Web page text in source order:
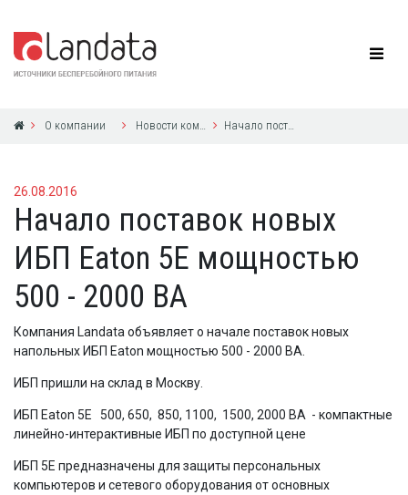
О компании Новости компании Начало поставок новых ИБП Eaton 5E мощностью 500 - 2000 ВА
26.08.2016
Начало поставок новых
ИБП Eaton 5E мощностью
500 - 2000 ВА
Компания Landata объявляет о начале поставок новых
напольных ИБП Eaton мощностью 500 - 2000 ВА.
ИБП пришли на склад в Москву.
ИБП Eaton 5E 500, 650, 850, 1100, 1500, 2000 ВА - компактные
линейно-интерактивные ИБП по доступной цене
ИБП 5E предназначены для защиты персональных
компьютеров и сетевого оборудования от основных